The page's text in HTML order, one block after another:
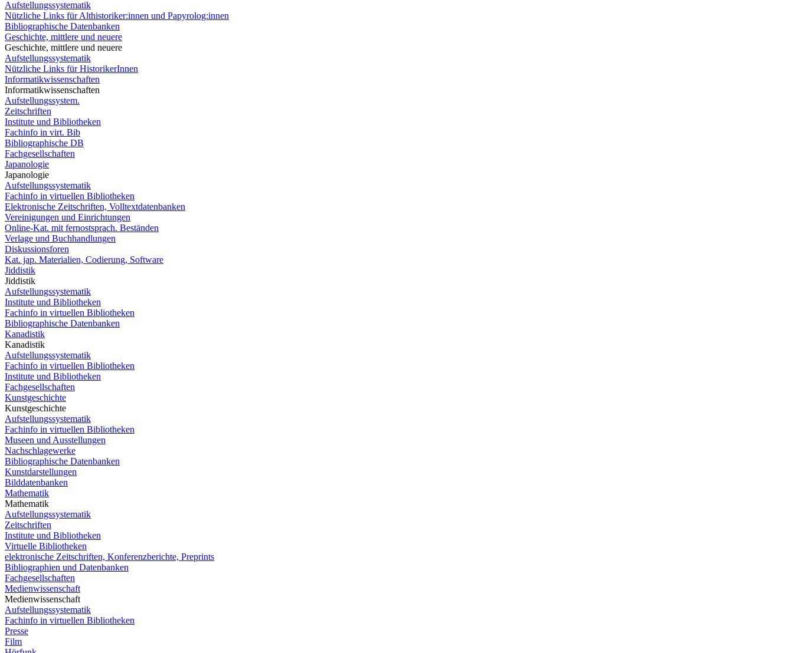
Aufstellungssystematik
Nützliche Links für Althistoriker:innen und Papyrolog:innen
Bibliographische Datenbanken
Geschichte, mittlere und neuere
Geschichte, mittlere und neuere
Aufstellungssystematik
Nützliche Links für HistorikerInnen
Informatikwissenschaften
Informatikwissenschaften
Aufstellungssystem.
Zeitschriften
Institute und Bibliotheken
Fachinfo in virt. Bib
Bibliographische DB
Fachgesellschaften
Japanologie
Japanologie
Aufstellungssystematik
Fachinfo in virtuellen Bibliotheken
Elektronische Zeitschriften, Volltextdatenbanken
Vereinigungen und Einrichtungen
Online-Kat. mit fernostsprach. Beständen
Verlage und Buchhandlungen
Diskussionsforen
Kat. jap. Materialien, Codierung, Software
Jiddistik
Jiddistik
Aufstellungssystematik
Institute und Bibliotheken
Fachinfo in virtuellen Bibliotheken
Bibliographische Datenbanken
Kanadistik
Kanadistik
Aufstellungssystematik
Fachinfo in virtuellen Bibliotheken
Institute und Bibliotheken
Fachgesellschaften
Kunstgeschichte
Kunstgeschichte
Aufstellungssystematik
Fachinfo in virtuellen Bibliotheken
Museen und Ausstellungen
Nachschlagewerke
Bibliographische Datenbanken
Kunstdarstellungen
Bilddatenbanken
Mathematik
Mathematik
Aufstellungssystematik
Zeitschriften
Institute und Bibliotheken
Virtuelle Bibliotheken
elektronische Zeitschriften, Konferenzberichte, Preprints
Bibliographien und Datenbanken
Fachgesellschaften
Medienwissenschaft
Medienwissenschaft
Aufstellungssystematik
Fachinfo in virtuellen Bibliotheken
Presse
Film